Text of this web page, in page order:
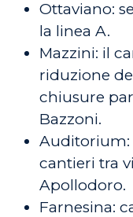
Ottaviano:
la linea A.
Mazzini: il
riduzione
chiusure
Bazzoni.
Auditorium:
cantieri tra
Apollodoro.
Farnesina: